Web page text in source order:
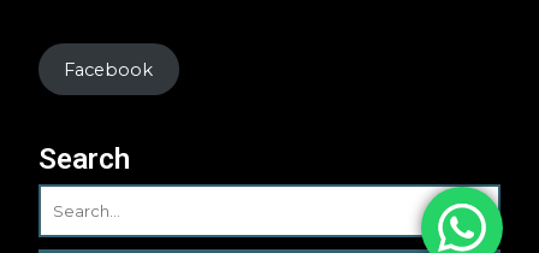
Facebook
Search